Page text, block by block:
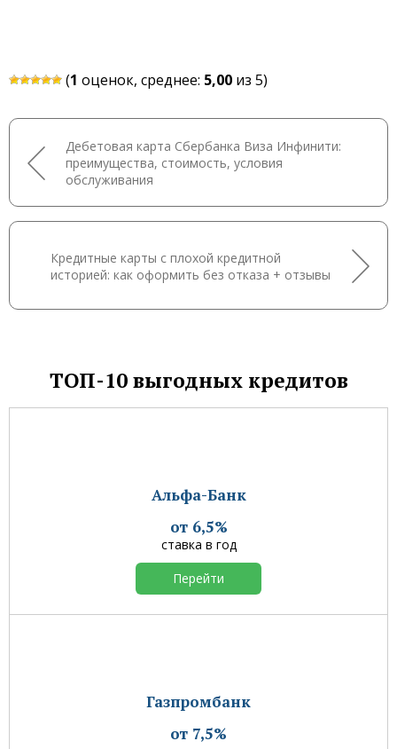
(1 оценок, среднее: 5,00 из 5)
Дебетовая карта Сбербанка Виза Инфинити:
преимущества, стоимость, условия
обслуживания
Кредитные карты с плохой кредитной
историей: как оформить без отказа + отзывы
ТОП-10 выгодных кредитов
Альфа-Банк
от 6,5%
ставка в год
Перейти
Газпромбанк
от 7,5%